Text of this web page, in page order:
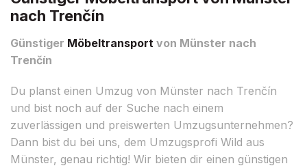
nach Trenčín
Günstiger Möbeltransport von Münster nach
Trenčín
Du planst einen Umzug von Münster nach Trenčín
und bist noch auf der Suche nach einem
zuverlässigen und preiswerten Umzugsunternehmen?
Dann bist du bei uns, dem Umzugsprofi Wild aus
Münster, genau richtig! Wir bieten dir einen günstigen